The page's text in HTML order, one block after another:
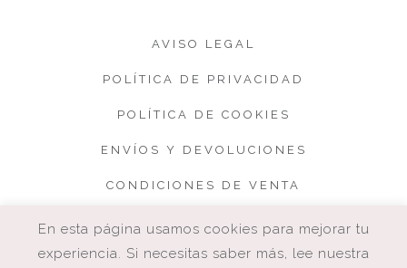
AVISO LEGAL
POLÍTICA DE PRIVACIDAD
POLÍTICA DE COOKIES
ENVÍOS Y DEVOLUCIONES
CONDICIONES DE VENTA
En esta página usamos cookies para mejorar tu
experiencia. Si necesitas saber más, lee nuestra